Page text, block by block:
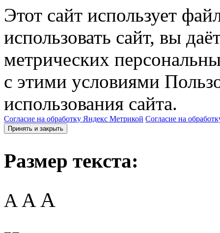
Этот сайт использует
использовать сайт, вы
метрических
с этими условиями
использования сайта.
Согласие на обработку Яндекс Метрикой Согласие на
Принять и закрыть
Размер текста:
A AA